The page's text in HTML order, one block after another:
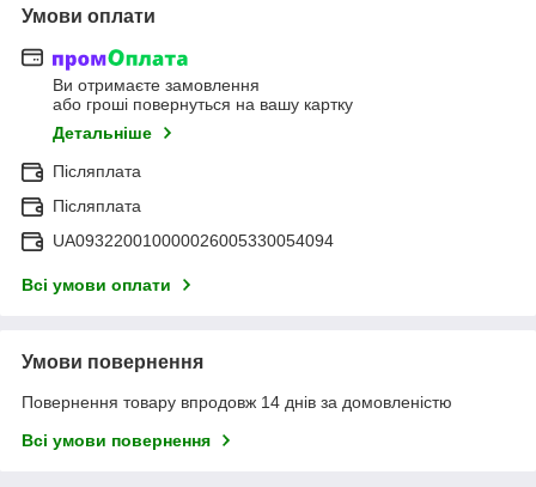
Умови оплати
Ви отримаєте замовлення
або гроші повернуться на вашу картку
Детальніше
Післяплата
Післяплата
UA093220010000026005330054094
Всі умови оплати
Умови повернення
Повернення товару впродовж 14 днів за домовленістю
Всі умови повернення